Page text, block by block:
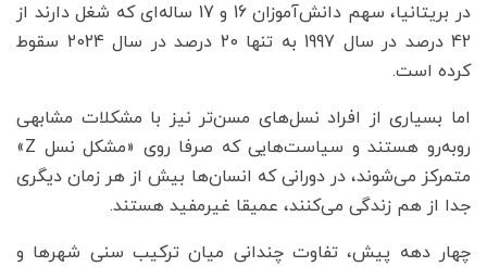
در بریتانیا، سهم دانش‌آموزان 16 و 17 ساله‌ای که شغل دارند از
42 درصد در سال 1997 به تنها 20 درصد در سال 2024 سقوط
کرده است.
اما بسیاری از افراد نسل‌های مسن‌تر نیز با مشکلات مشابهی
روبه‌رو هستند و سیاست‌هایی که صرفا روی «مشکل نسل Z»
متمرکز می‌شوند، در دورانی که انسان‌ها بیش از هر زمان دیگری
جدا از هم زندگی می‌کنند، عمیقا غیرمفید هستند.
چهار دهه پیش، تفاوت چندانی میان ترکیب سنی شهرها و